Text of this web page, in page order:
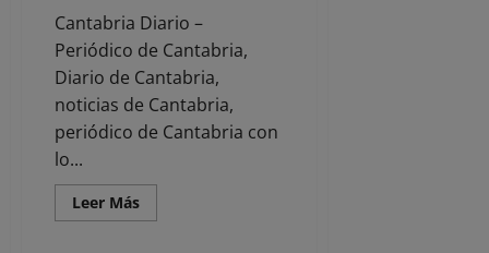
protegido
al
personal
del
amianto’
Cantabria Diario –
Periódico de Cantabria,
Diario de Cantabria,
noticias de Cantabria,
periódico de Cantabria con
lo...
Leer MásLeer
más